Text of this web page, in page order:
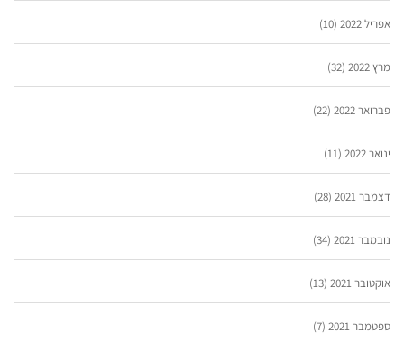
אפריל 2022 (10)
מרץ 2022 (32)
פברואר 2022 (22)
ינואר 2022 (11)
דצמבר 2021 (28)
נובמבר 2021 (34)
אוקטובר 2021 (13)
ספטמבר 2021 (7)